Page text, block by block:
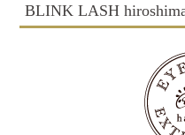
BLINK LASH